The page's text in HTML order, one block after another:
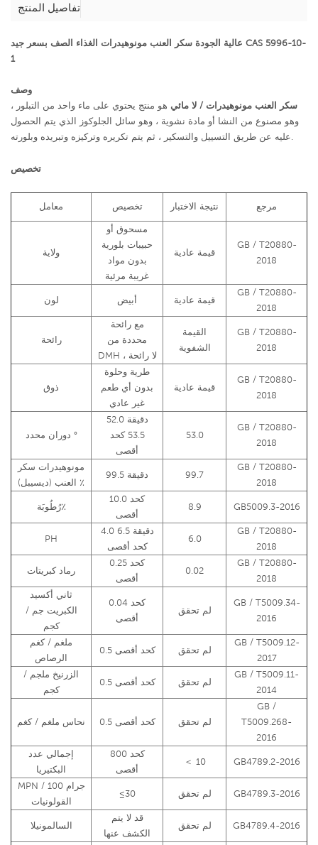
تفاصيل المنتج
عالية الجودة سكر العنب مونوهيدرات الغذاء الصف بسعر جيد CAS 5996-10-
1
وصف
سكر العنب مونوهيدرات / لا مائي هو منتج يحتوي على ماء واحد من التبلور ،
وهو مصنوع من النشا أو مادة نشوية ، وهو سائل الجلوكوز الذي يتم الحصول
عليه عن طريق التسييل والتسكير ، ثم يتم تكريره وتركيزه وتبريده وبلورته.
تخصيص
معامل تخصيص نتيجة الاختبار مرجع
ولاية
مسحوق أو
حبيبات بلورية
بدون مواد
غريبة مرئية
قيمة عادية
GB / T20880-
2018
لون أبيض قيمة عادية
GB / T20880-
2018
رائحة
مع رائحة
محددة من
DMH ، لا رائحة
القيمة
الشفوية
GB / T20880-
2018
ذوق
طرية وحلوة
بدون أي طعم
غير عادي
قيمة عادية
GB / T20880-
2018
دوران محدد °
52.0 دقيقة
53.5 كحد
أقصى
53.0
GB / T20880-
2018
مونوهيدرات سكر
العنب (ديسيبل) ٪
99.5 دقيقة 99.7
GB / T20880-
2018
رُطُوبَة٪
10.0 كحد
أقصى
8.9 GB5009.3-2016
PH
4.0 دقيقة 6.5
كحد أقصى
6.0
GB / T20880-
2018
رماد كبريتات
0.25 كحد
أقصى
0.02
GB / T20880-
2018
ثاني أكسيد
الكبريت جم /
كجم
0.04 كحد
أقصى
لم تحقق
GB / T5009.34-
2016
ملغم / كغم
الرصاص
0.5 كحد أقصى لم تحقق
GB / T5009.12-
2017
الزرنيخ ملجم /
كجم
0.5 كحد أقصى لم تحقق
GB / T5009.11-
2014
نحاس ملغم / كغم 0.5 كحد أقصى لم تحقق
GB /
T5009.268-
2016
إجمالي عدد
البكتيريا
800 كحد
أقصى
＜ 10 GB4789.2-2016
MPN / 100 جرام
القولونيات
≤30 لم تحقق GB4789.3-2016
السالمونيلا
قد لا يتم
الكشف عنها
لم تحقق GB4789.4-2016